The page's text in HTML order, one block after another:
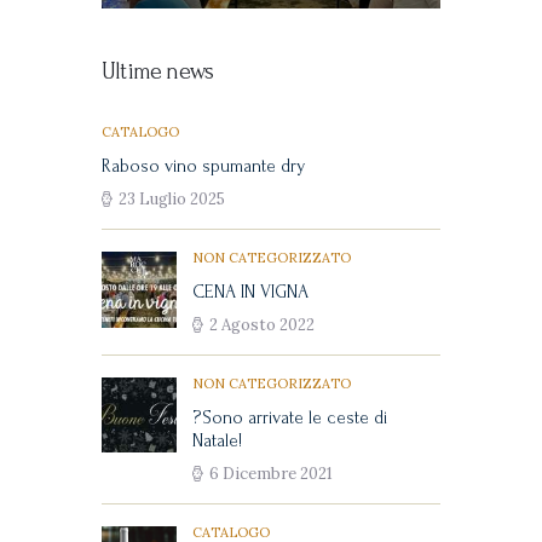
Ultime news
CATALOGO
Raboso vino spumante dry
23 Luglio 2025
NON CATEGORIZZATO
CENA IN VIGNA
2 Agosto 2022
NON CATEGORIZZATO
?Sono arrivate le ceste di
Natale!
6 Dicembre 2021
CATALOGO